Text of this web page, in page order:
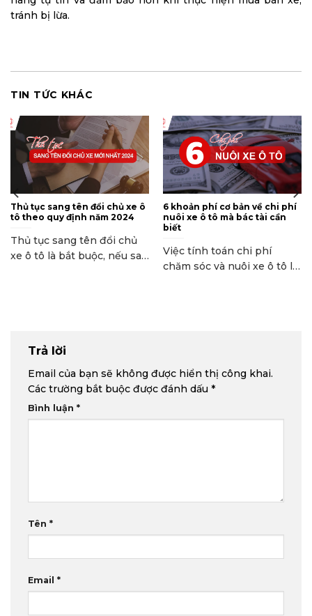
tránh bị lừa.
TIN TỨC KHÁC
Thủ tục sang tên đổi chủ xe ô
tô theo quy định năm 2024
Thủ tục sang tên đổi chủ
xe ô tô là bắt buộc, nếu sau
6 khoản phí cơ bản về chi phí
nuôi xe ô tô mà bác tài cần
biết
Việc tính toán chi phí
chăm sóc và nuôi xe ô tô là
Trả lời
Email của bạn sẽ không được hiển thị công khai.
Các trường bắt buộc được đánh dấu *
Bình luận *
Tên *
Email *